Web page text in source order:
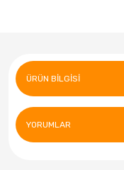
ÜRÜN BILGISI
YORUMLAR